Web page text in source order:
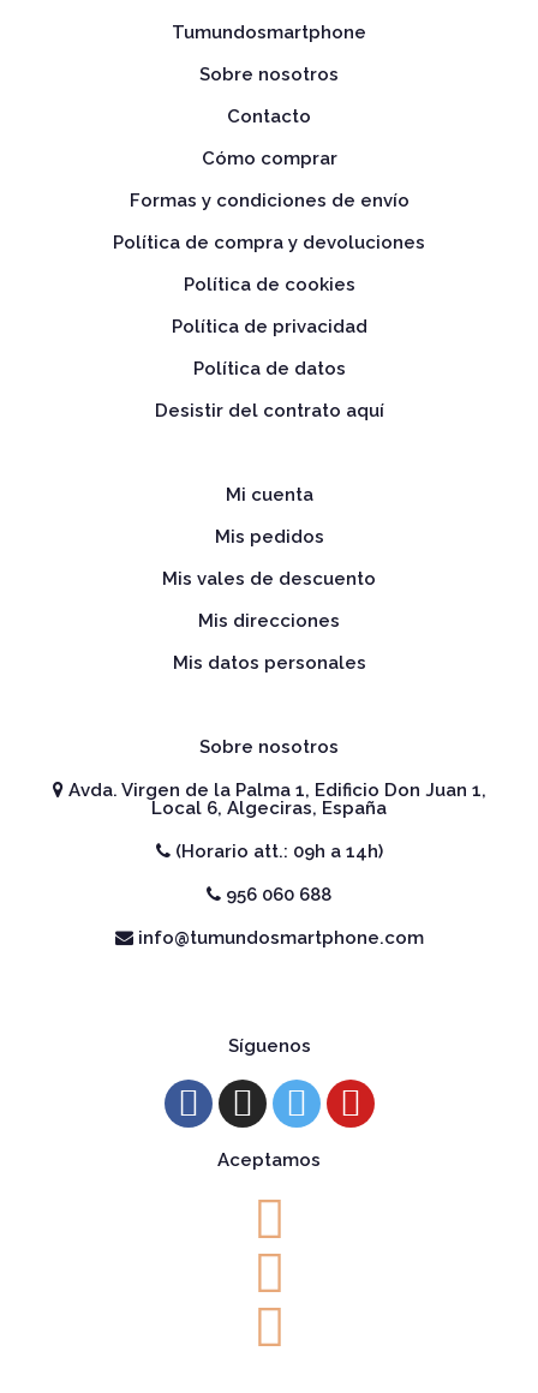
Tumundosmartphone
Sobre nosotros
Contacto
Cómo comprar
Formas y condiciones de envío
Política de compra y devoluciones
Política de cookies
Política de privacidad
Política de datos
Desistir del contrato aquí
Mi cuenta
Mis pedidos
Mis vales de descuento
Mis direcciones
Mis datos personales
Sobre nosotros
Avda. Virgen de la Palma 1, Edificio Don Juan 1,
Local 6, Algeciras, España
(Horario att.: 09h a 14h)
956 060 688
info@tumundosmartphone.com
Síguenos
Aceptamos